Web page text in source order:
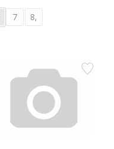
7 8,